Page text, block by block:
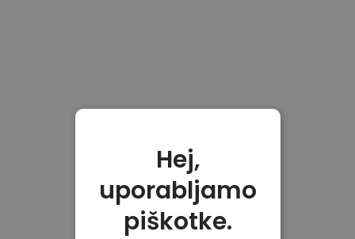
Hej,
uporabljamo
piškotke.